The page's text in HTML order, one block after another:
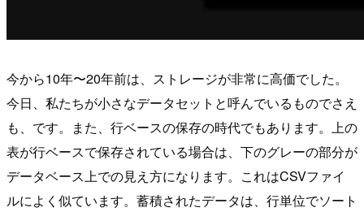
今から10年〜20年前は、ストレージが非常に高価でした。
今日、私たちが小さなデータセットと呼んでいるものでさえ
も、です。また、行ベースの保存の時代でもあります。上の
表が行ベースで保存されている場合は、下のグレーの部分が
データベース上での見え方になります。これはCSVファイ
ルによく似ています。蓄積されたデータは、行単位でソート